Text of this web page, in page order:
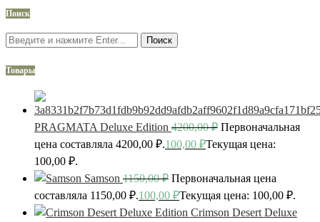
Поиск
Поиск
Товары
PRAGMATA Deluxe Edition 4200,00₽ Первоначальная
цена составляла 4200,00 ₽.100,00 ₽Текущая цена:
100,00 ₽.
Samson 1150,00₽ Первоначальная цена
составляла 1150,00 ₽.100,00 ₽Текущая цена: 100,00 ₽.
Crimson Desert Deluxe